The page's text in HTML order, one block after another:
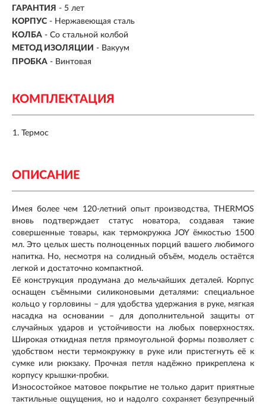
ГАРАНТИЯ - 5 лет
КОРПУС - Нержавеющая сталь
КОЛБА - Со стальной колбой
МЕТОД ИЗОЛЯЦИИ - Вакуум
ПРОБКА - Винтовая
КОМПЛЕКТАЦИЯ
Термос
ОПИСАНИЕ
Имея более чем 120-летний опыт производства, THERMOS
вновь подтверждает статус новатора, создавая такие
совершенные товары, как термокружка JOY ёмкостью 1500
мл. Это целых шесть полноценных порций вашего любимого
напитка. Но, несмотря на солидный объём, модель остаётся
легкой и достаточно компактной.
Её конструкция продумана до мельчайших деталей. Корпус
оснащен съёмными силиконовыми деталями: специальное
кольцо у горловины – для удобства удержания в руке, мягкая
насадка на основании – для дополнительной защиты от
случайных ударов и устойчивости на любых поверхностях.
Широкая откидная петля прямоугольной формы позволяет с
удобством нести термокружку в руке или пристегнуть её к
сумке или рюкзаку. Прочная петля надёжно прикреплена к
корпусу крышки-пробки.
Износостойкое матовое покрытие не только дарит приятные
тактильные ощущения, но и надолго сохраняет безупречный